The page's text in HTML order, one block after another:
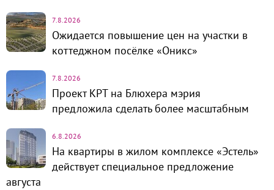
7.8.2026
Ожидается повышение цен на участки в
коттеджном посёлке «Оникс»
7.8.2026
Проект КРТ на Блюхера мэрия
предложила сделать более масштабным
6.8.2026
На квартиры в жилом комплексе «Эстель»
действует специальное предложение
августа